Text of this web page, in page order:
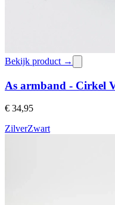
Bekijk product →
As armband - Cirkel
€ 34,95
ZilverZwart